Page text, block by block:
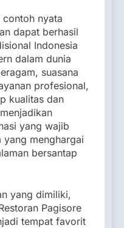
contoh nyata
dapat berhasil
Indonesia
dalam dunia
suasana
profesional,
kualitas dan
yang wajib
yang menghargai
bersantap
yang dimiliki,
Pagisore
tempat favorit